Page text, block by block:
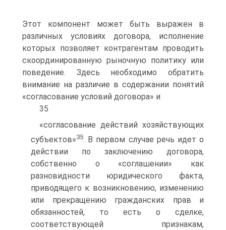
Этот компонент может быть выражен в
различных условиях догово­ра, исполнение
которых позволяет контрагентам проводить
скоординирован­ную рыночную политику или
поведение. Здесь необходимо обратить
внима­ние на различие в содержании понятий
«согласование условий договора» и
35
«согласование действий хозяйствующих
субъектов»35. В первом случае речь идет о
действии по заключению договора,
собственно о «соглашении» как
разновидности юридического факта,
приводящего к возникновению, измене­нию
или прекращению гражданских прав и
обязанностей, то есть о сделке,
соответствующей признакам,